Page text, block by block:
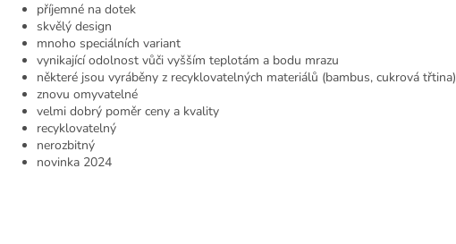
příjemné na dotek
skvělý design
mnoho speciálních variant
vynikající odolnost vůči vyšším teplotám a bodu mrazu
některé jsou vyráběny z recyklovatelných materiálů (bambus, cukrová třtina)
znovu omyvatelné
velmi dobrý poměr ceny a kvality
recyklovatelný
nerozbitný
novinka 2024